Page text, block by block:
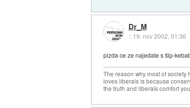
Dr_M
:: 19. nov 2002, 01:36
pizda ce ze najedate s šip-
The reason why most of society
loves liberals is because
the truth and liberals comfort